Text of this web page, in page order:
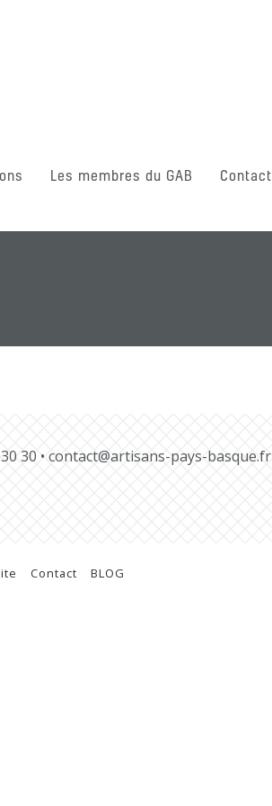
Les membres du GAB Contact
30 • contact@artisans-pays-basque.fr
Contact BLOG